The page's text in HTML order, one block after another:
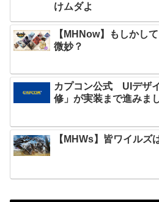
けムダよ
【MHNow】もしかし
微妙？
カプコン公式 UIデザ
修」が実装まで進みま
【MHWs】皆ワイルズ